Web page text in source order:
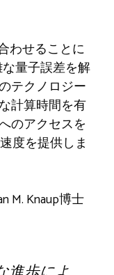
わせることに
な量子誤差を解
テクノロジー
計算時間を有
のアクセスを
度を提供しま
M. Knaup博士